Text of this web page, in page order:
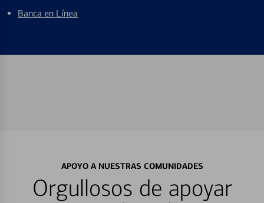
Banca en Línea
APOYO A NUESTRAS COMUNIDADES
Orgullosos de apoyar